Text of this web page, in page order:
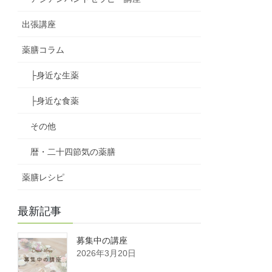
出張講座
薬膳コラム
├身近な生薬
├身近な食薬
その他
暦・二十四節気の薬膳
薬膳レシピ
最新記事
募集中の講座
2026年3月20日